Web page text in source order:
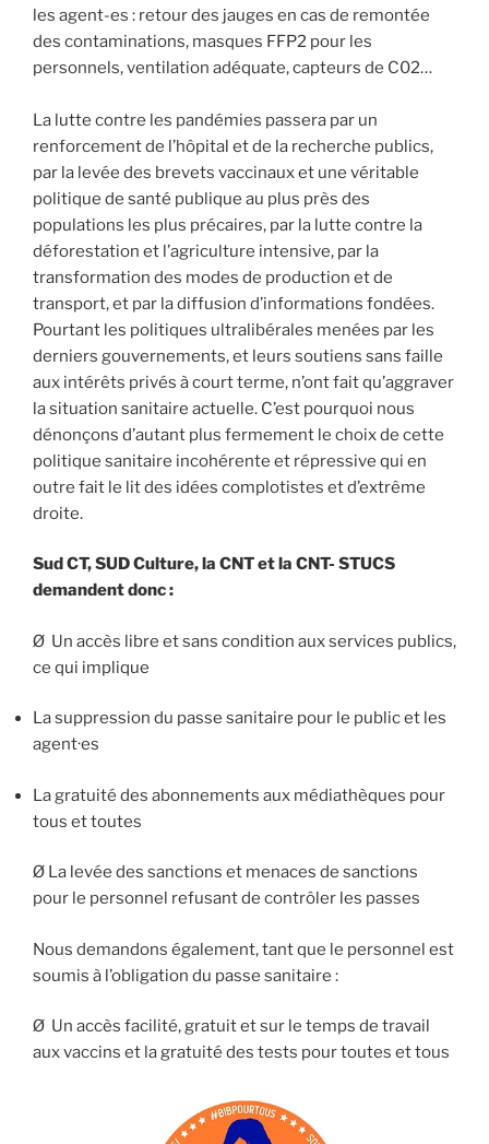
les agent-es : retour des jauges en cas de remontée
des contaminations, masques FFP2 pour les
personnels, ventilation adéquate, capteurs de C02…
La lutte contre les pandémies passera par un
renforcement de l’hôpital et de la recherche publics,
par la levée des brevets vaccinaux et une véritable
politique de santé publique au plus près des
populations les plus précaires, par la lutte contre la
déforestation et l’agriculture intensive, par la
transformation des modes de production et de
transport, et par la diffusion d’informations fondées.
Pourtant les politiques ultralibérales menées par les
derniers gouvernements, et leurs soutiens sans faille
aux intérêts privés à court terme, n’ont fait qu’aggraver
la situation sanitaire actuelle. C’est pourquoi nous
dénonçons d’autant plus fermement le choix de cette
politique sanitaire incohérente et répressive qui en
outre fait le lit des idées complotistes et d’extrême
droite.
Sud CT, SUD Culture, la CNT et la CNT- STUCS
demandent donc :
Ø Un accès libre et sans condition aux services publics,
ce qui implique
La suppression du passe sanitaire pour le public et les
agent·es
La gratuité des abonnements aux médiathèques pour
tous et toutes
Ø La levée des sanctions et menaces de sanctions
pour le personnel refusant de contrôler les passes
Nous demandons également, tant que le personnel est
soumis à l’obligation du passe sanitaire :
Ø Un accès facilité, gratuit et sur le temps de travail
aux vaccins et la gratuité des tests pour toutes et tous